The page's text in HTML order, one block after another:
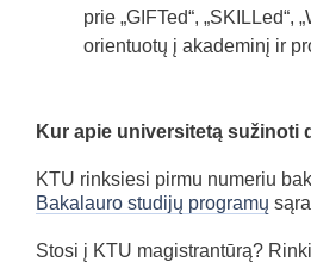
prie „GIFTed“, „SKILLed“,
orientuotų į akademinį ir
Kur apie universitetą sužinoti
KTU rinksiesi pirmu numeriu
Bakalauro studijų programų
Stosi į KTU magistrantūrą?